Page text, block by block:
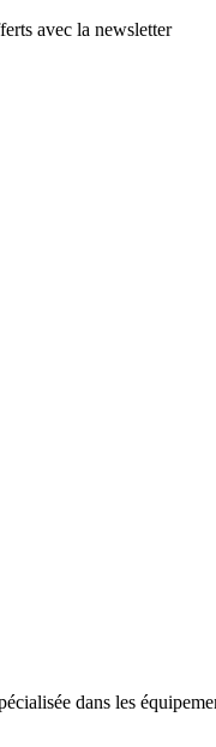
avec la newsletter
dans les